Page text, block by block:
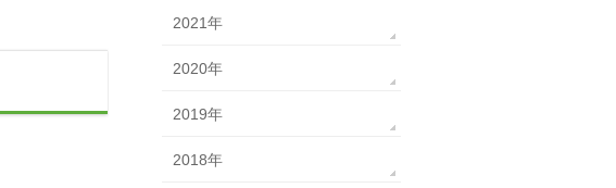
2021年
2020年
2019年
2018年